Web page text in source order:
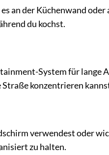
an der Küchenwand oder
du kochst.
System für lange
Straße konzentrieren
verwendest oder
zu halten.